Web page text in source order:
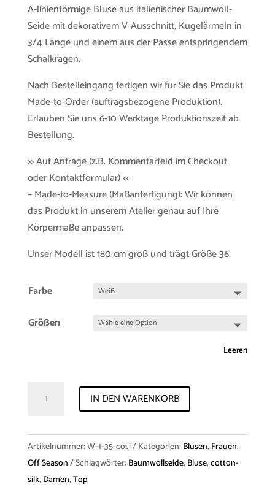
A-linienförmige Bluse aus italienischer Baumwoll-
Seide mit dekorativem V-Ausschnitt, Kugelärmeln in
3/4 Länge und einem aus der Passe entspringendem
Schalkragen.
Nach Bestelleingang fertigen wir für Sie das Produkt
Made-to-Order (auftragsbezogene Produktion).
Erlauben Sie uns 6-10 Werktage Produktionszeit ab
Bestellung.
>> Auf Anfrage (z.B. Kommentarfeld im Checkout
oder Kontaktformular) <<
– Made-to-Measure (Maßanfertigung): Wir können
das Produkt in unserem Atelier genau auf Ihre
Körpermaße anpassen.
Unser Modell ist 180 cm groß und trägt Größe 36.
Farbe
Größen
Leeren
"Lucia"
silk
Menge
IN DEN WARENKORB
Artikelnummer:W-1-35-cosi Kategorien: Blusen, Frauen,
Off Season Schlagwörter: Baumwollseide, Bluse,cotton-
silk, Damen,Top